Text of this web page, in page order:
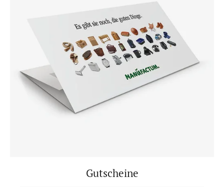
Gutscheine